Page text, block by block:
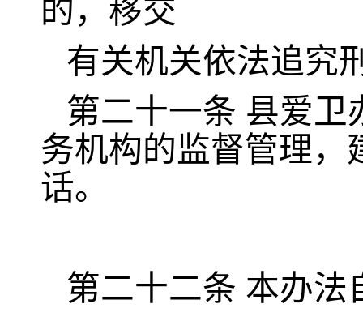
的，移交
有关机关依法追究
第二十一条 县爱卫
务机构的监督管理，
话。
第二十二条 本办法